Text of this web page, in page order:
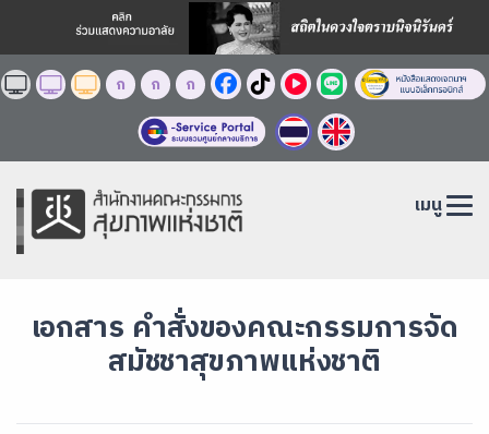
ก ก ก
เมนู
เอกสาร คำสั่งของคณะกรรมการจัด
สมัชชาสุขภาพแห่งชาติ